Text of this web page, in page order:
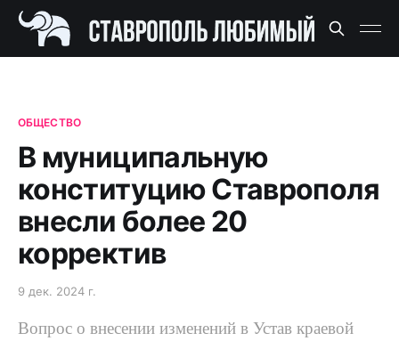
ОБЩЕСТВО
В муниципальную
конституцию Ставрополя
внесли более 20
корректив
9 дек. 2024 г.
Вопрос о внесении изменений в Устав краевой